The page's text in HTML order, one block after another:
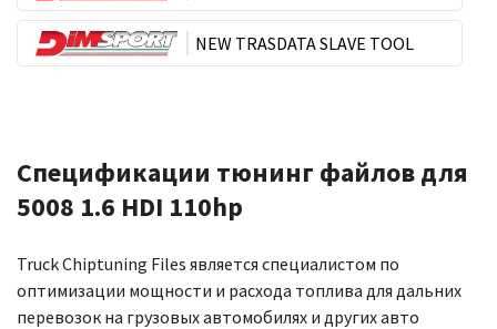
NEW TRASDATA SLAVE TOOL
Спецификации тюнинг файлов для
5008 1.6 HDI 110hp
Truck Chiptuning Files является специалистом по
оптимизации мощности и расхода топлива для дальних
перевозок на грузовых автомобилях и других авто